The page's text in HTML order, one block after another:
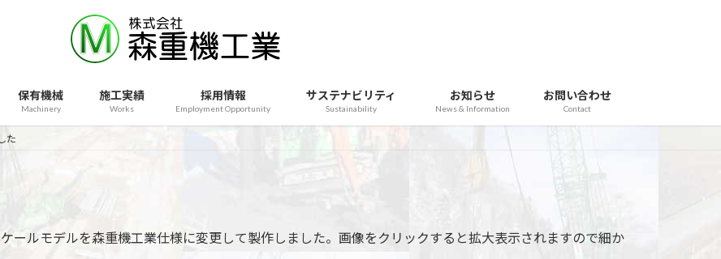
保有機械
Machinery
施工実績
Works
採用情報
Employment Opportunity
サステナビリティ
Sustainability
お知らせ
News & Information
お問い合わせ
Contact
た
ールモデルを森重機工業仕様に変更して製作しました。画像をクリックすると拡大表示されますので細か